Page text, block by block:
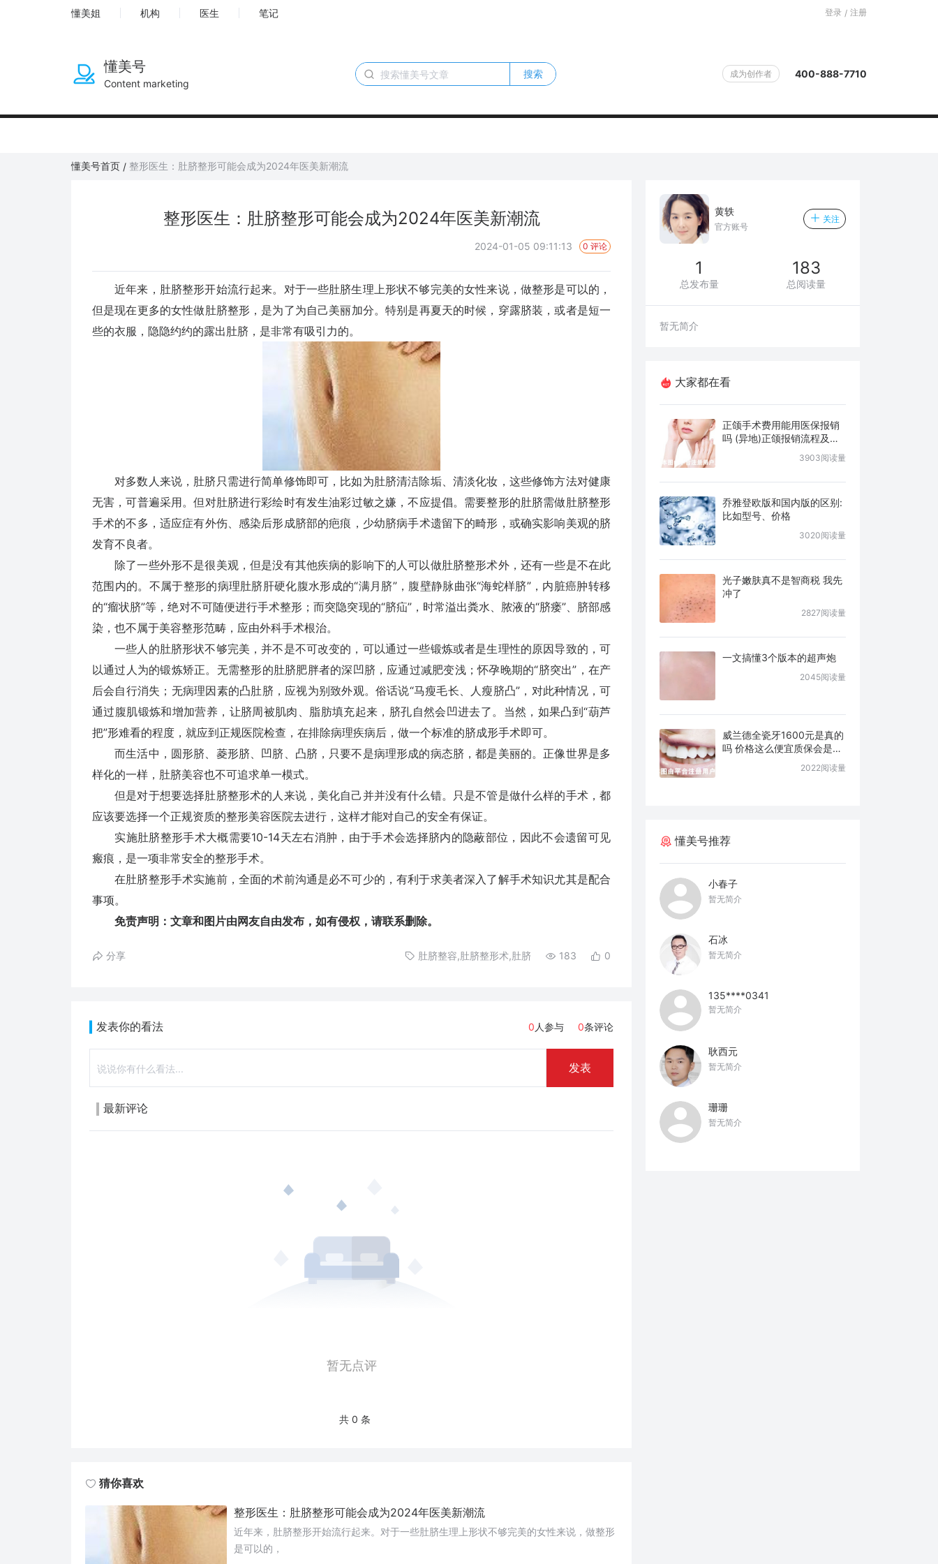
懂美姐 机构 医生 笔记 登录 / 注册
懂美号
Content marketing
搜索 成为创作者 400-888-7710
懂美号首页 / 整形医生：肚脐整形可能会成为2024年医美新潮流
整形医生：肚脐整形可能会成为2024年医美新潮流
2024-01-05 09:11:13 0 评论
近年来，肚脐整形开始流行起来。对于一些肚脐生理上形状不够完美的女性来说，做整形是可以的，
但是现在更多的女性做肚脐整形，是为了为自己美丽加分。特别是再夏天的时候，穿露脐装，或者是短一
些的衣服，隐隐约约的露出肚脐，是非常有吸引力的。
对多数人来说，肚脐只需进行简单修饰即可，比如为肚脐清洁除垢、清淡化妆，这些修饰方法对健康
无害，可普遍采用。但对肚脐进行彩绘时有发生油彩过敏之嫌，不应提倡。需要整形的肚脐需做肚脐整形
手术的不多，适应症有外伤、感染后形成脐部的疤痕，少幼脐病手术遗留下的畸形，或确实影响美观的脐
发育不良者。
除了一些外形不是很美观，但是没有其他疾病的影响下的人可以做肚脐整形术外，还有一些是不在此
范围内的。不属于整形的病理肚脐肝硬化腹水形成的“满月脐”，腹壁静脉曲张“海蛇样脐”，内脏癌肿转移
的“瘤状脐”等，绝对不可随便进行手术整形；而突隐突现的“脐疝”，时常溢出粪水、脓液的“脐瘘”、脐部感
染，也不属于美容整形范畴，应由外科手术根治。
一些人的肚脐形状不够完美，并不是不可改变的，可以通过一些锻炼或者是生理性的原因导致的，可
以通过人为的锻炼矫正。无需整形的肚脐肥胖者的深凹脐，应通过减肥变浅；怀孕晚期的“脐突出”，在产
后会自行消失；无病理因素的凸肚脐，应视为别致外观。俗话说“马瘦毛长、人瘦脐凸”，对此种情况，可
通过腹肌锻炼和增加营养，让脐周被肌肉、脂肪填充起来，脐孔自然会凹进去了。当然，如果凸到“葫芦
把”形难看的程度，就应到正规医院检查，在排除病理疾病后，做一个标准的脐成形手术即可。
而生活中，圆形脐、菱形脐、凹脐、凸脐，只要不是病理形成的病态脐，都是美丽的。正像世界是多
样化的一样，肚脐美容也不可追求单一模式。
但是对于想要选择肚脐整形术的人来说，美化自己并并没有什么错。只是不管是做什么样的手术，都
应该要选择一个正规资质的整形美容医院去进行，这样才能对自己的安全有保证。
实施肚脐整形手术大概需要10-14天左右消肿，由于手术会选择脐内的隐蔽部位，因此不会遗留可见
瘢痕，是一项非常安全的整形手术。
在肚脐整形手术实施前，全面的术前沟通是必不可少的，有利于求美者深入了解手术知识尤其是配合
事项。
免责声明：文章和图片由网友自由发布，如有侵权，请联系删除。
分享 肚脐整容,肚脐整形术,肚脐 183 0
发表你的看法 0 人参与 0条评论
发表
最新评论
暂无点评
共 0 条
猜你喜欢
整形医生：肚脐整形可能会成为2024年医美新潮流
近年来，肚脐整形开始流行起来。对于一些肚脐生理上形状不够完美的女性来说，做整形
是可以的，
黄轶
官方账号
关注
1
总发布量
183
总阅读量
暂无简介
大家都在看
正颌手术费用能用医保报销
吗 (异地)正颌报销流程及条
3903阅读量
乔雅登欧版和国内版的区别:
比如型号、价格
3020阅读量
光子嫩肤真不是智商税 我先
冲了
2827阅读量
一文搞懂3个版本的超声炮
2045阅读量
威兰德全瓷牙1600元是真的
吗 价格这么便宜质保会是几
2022阅读量
懂美号推荐
小春子
暂无简介
石冰
暂无简介
135****0341
暂无简介
耿西元
暂无简介
珊珊
暂无简介